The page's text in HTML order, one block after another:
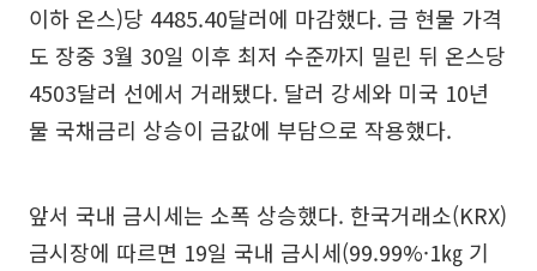
이하 온스)당 4485.40달러에 마감했다. 금 현물 가격
도 장중 3월 30일 이후 최저 수준까지 밀린 뒤 온스당
4503달러 선에서 거래됐다. 달러 강세와 미국 10년
물 국채금리 상승이 금값에 부담으로 작용했다.
앞서 국내 금시세는 소폭 상승했다. 한국거래소(KRX)
금시장에 따르면 19일 국내 금시세(99.99%·1㎏ 기